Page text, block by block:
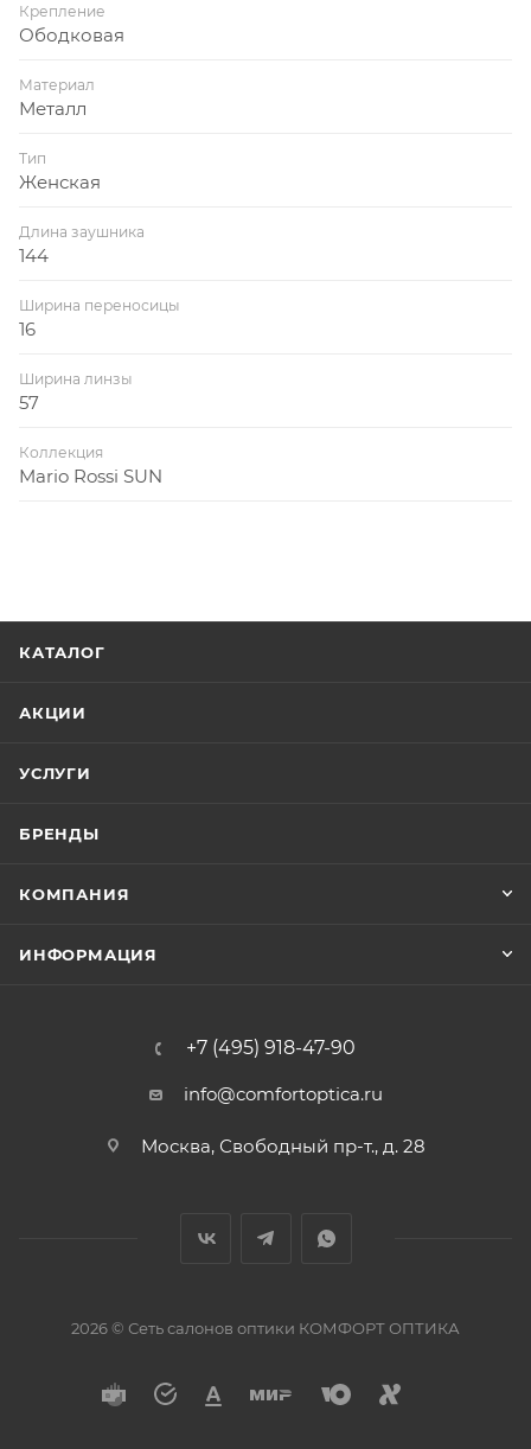
Крепление
Ободковая
Материал
Металл
Тип
Женская
Длина заушника
144
Ширина переносицы
16
Ширина линзы
57
Коллекция
Mario Rossi SUN
КАТАЛОГ
АКЦИИ
УСЛУГИ
БРЕНДЫ
КОМПАНИЯ
ИНФОРМАЦИЯ
+7 (495) 918-47-90
info@comfortoptica.ru
Москва, Свободный пр-т., д. 28
2026 © Сеть салонов оптики КОМФОРТ ОПТИКА